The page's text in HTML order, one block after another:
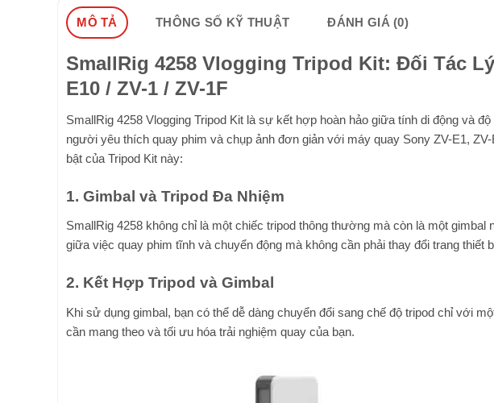
MÔ TẢ THÔNG SỐ KỸ THUẬT ĐÁNH GIÁ (0)
SmallRig 4258 Vlogging Tripod Kit: Đối Tác
E10 / ZV-1 / ZV-1F
SmallRig 4258 Vlogging Tripod Kit là sự kết hợp hoàn hảo giữa tính di động và
người yêu thích quay phim và chụp ảnh đơn giản với máy quay Sony ZV-E1,
bật của Tripod Kit này:
1. Gimbal và Tripod Đa Nhiệm
SmallRig 4258 không chỉ là một chiếc tripod thông thường mà còn là một gimbal
giữa việc quay phim tĩnh và chuyển động mà không cần phải thay đổi trang thiết
2. Kết Hợp Tripod và Gimbal
Khi sử dụng gimbal, bạn có thể dễ dàng chuyển đổi sang chế độ tripod chỉ với
cần mang theo và tối ưu hóa trải nghiệm quay của bạn.